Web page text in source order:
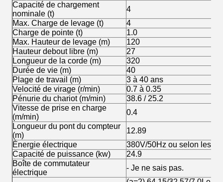
Capacité de chargement
nominale (t)
4
Max. Charge de levage (t)
4
Charge de pointe (t)
1.0
Max. Hauteur de levage (m)
120
Hauteur debout libre (m)
27
Longueur de la corde (m)
320
Durée de vie (m)
40
Plage de travail (m)
3 à 40 ans
Velocité de virage (r/min)
0.7 à 0.35
Pénurie du chariot (m/min)
38.6 / 25.2
Vitesse de prise en charge
(m/min)
0.4
Longueur du pont du compteur
(m)
12.89
Énergie électrique
380V/50Hz ou selon les
Capacité de puissance (kw)
24.9
Boîte de commutateur
électrique
- Je ne sais pas.